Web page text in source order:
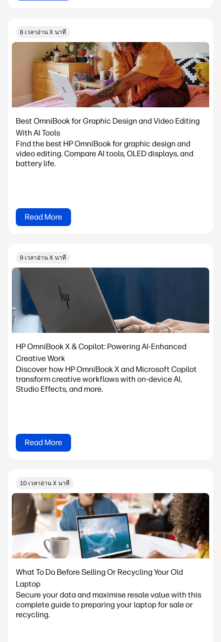
8 เวลาอ่าน X นาที
Best OmniBook for Graphic Design and Video Editing
With AI Tools
Find the best HP OmniBook for graphic design and
video editing. Compare AI tools, OLED displays, and
battery life.
Read More
9 เวลาอ่าน X นาที
HP OmniBook X & Copilot: Powering AI-Enhanced
Creative Work
Discover how HP OmniBook X and Microsoft Copilot
transform creative workflows with on-device AI,
Studio Effects, and more.
Read More
10 เวลาอ่าน X นาที
What To Do Before Selling Or Recycling Your Old
Laptop
Secure your data and maximise resale value with this
complete guide to preparing your laptop for sale or
recycling.